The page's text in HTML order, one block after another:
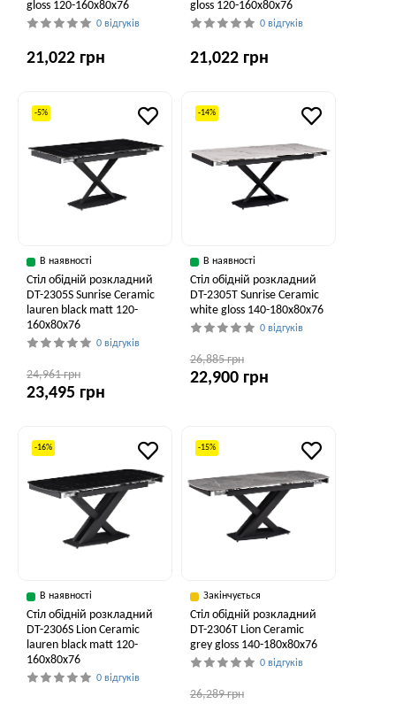
gloss 120-160x80x76
0 відгуків
21,022 грн
gloss 120-160x80x76
0 відгуків
21,022 грн
-5%
В наявності
Стіл обідній розкладний
DT-2305S Sunrise Ceramic
lauren black matt 120-
160x80x76
0 відгуків
24,961 грн
23,495 грн
-14%
В наявності
Стіл обідній розкладний
DT-2305T Sunrise Ceramic
white gloss 140-180x80x76
0 відгуків
26,885 грн
22,900 грн
-16%
В наявності
Стіл обідній розкладний
DT-2306S Lion Ceramic
lauren black matt 120-
160x80x76
0 відгуків
-15%
Закінчується
Стіл обідній розкладний
DT-2306T Lion Ceramic
grey gloss 140-180x80x76
0 відгуків
26,289 грн